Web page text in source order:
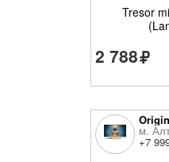
Tresor
2 788
м.
+7